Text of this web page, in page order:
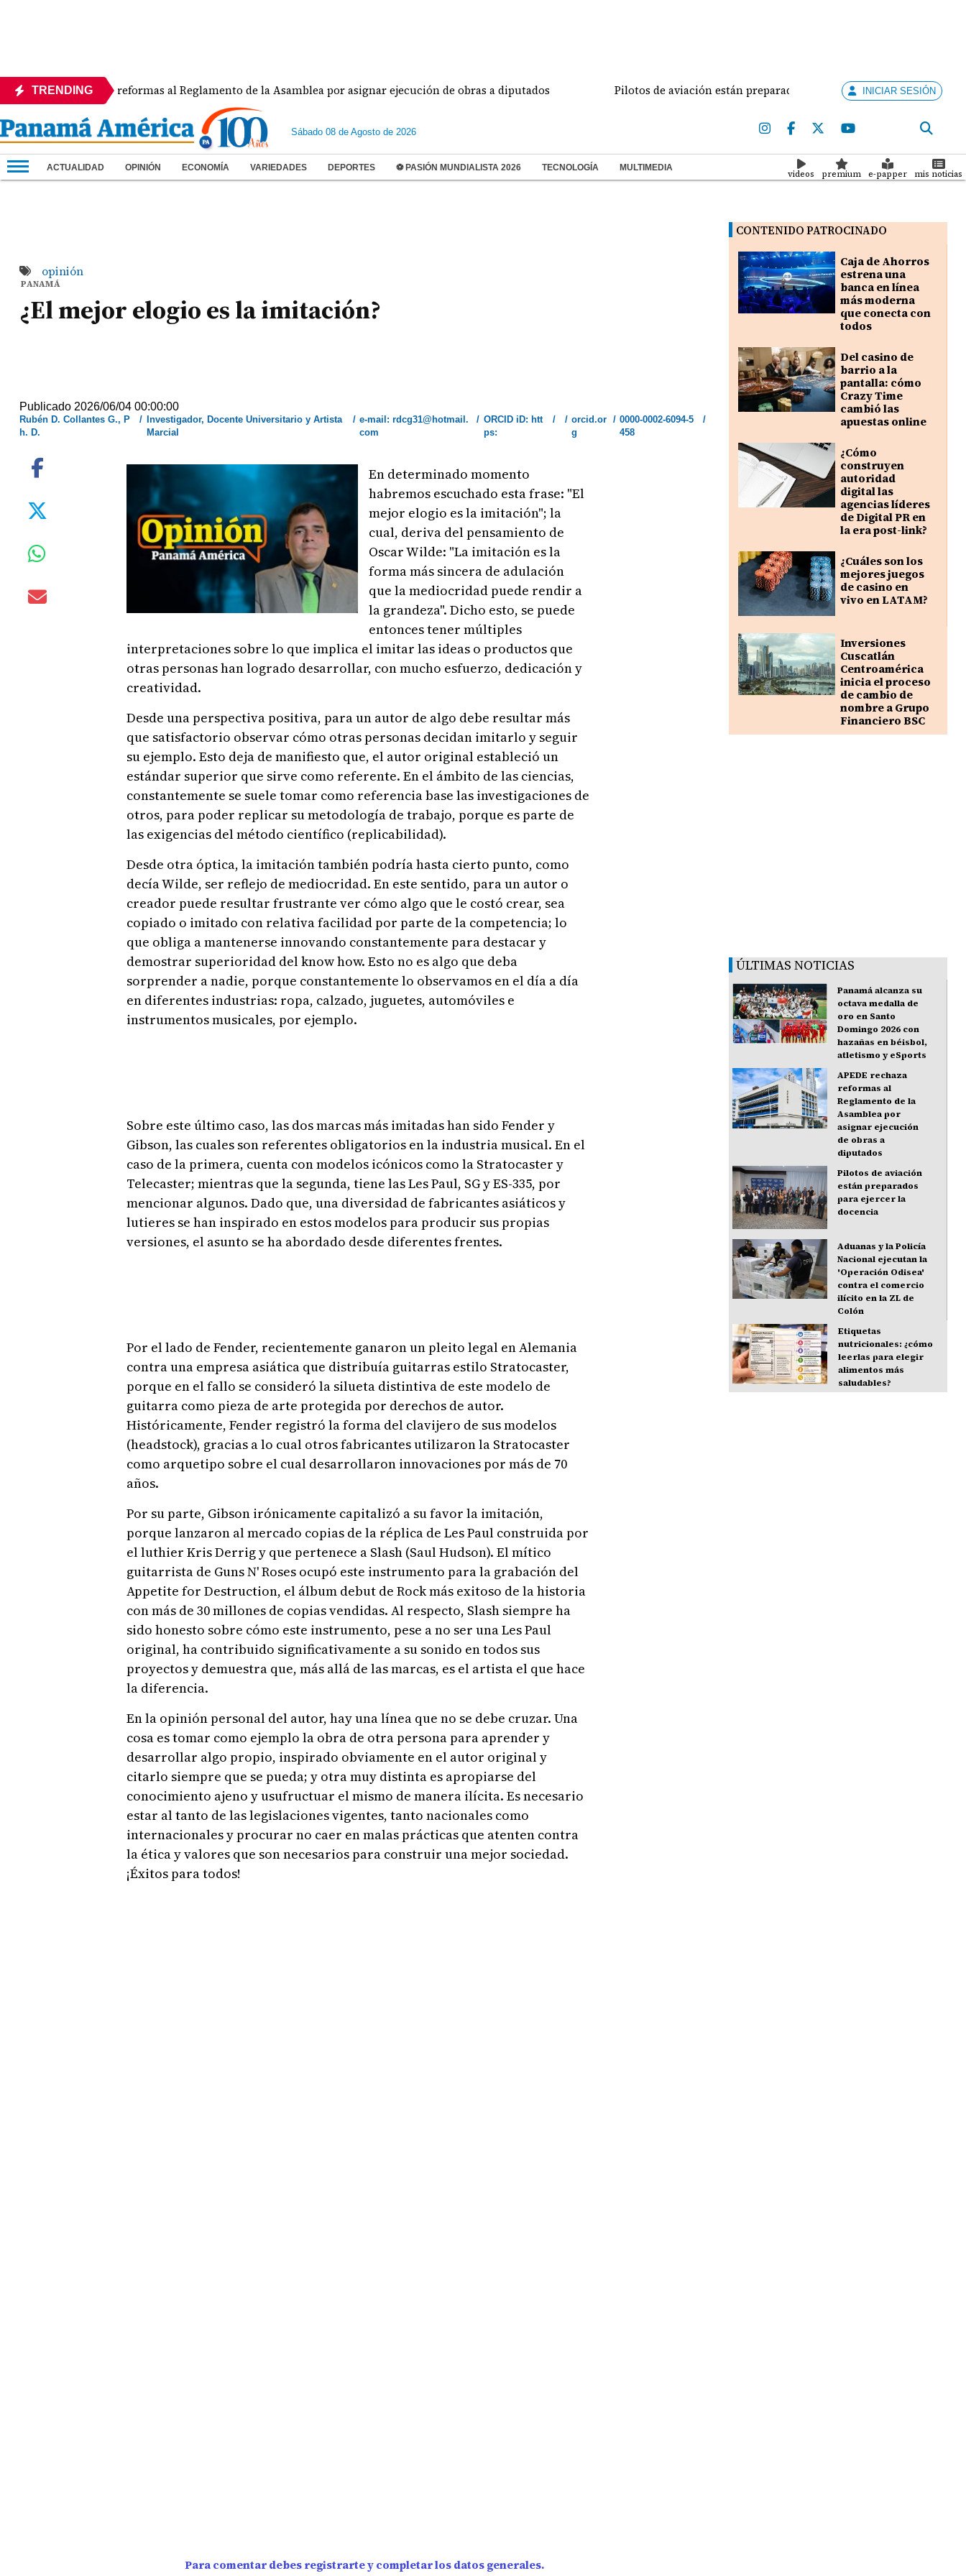
TRENDING
APEDE rechaza reformas al Reglamento de la Asamblea por asignar ejecución de obras a diputados Pilotos de aviación están preparados para ejercer la docencia
INICIAR SESIÓN
Sábado 08 de Agosto de 2026
ACTUALIDAD OPINIÓN ECONOMÍA VARIEDADES DEPORTES ⚽ PASIÓN MUNDIALISTA 2026 TECNOLOGÍA MULTIMEDIA
videos premium e-papper mis noticias
opinión
PANAMÁ
¿El mejor elogio es la imitación?
Publicado 2026/06/04 00:00:00
Rubén D. Collantes G., P
h. D.
/
Investigador, Docente Universitario y Artista
Marcial
/ e-mail: rdcg31@hotmail.
com
/ ORCID iD: htt
ps:
/ / orcid.or
g
/ 0000-0002-6094-5
458
/
En determinado momento
habremos escuchado esta frase: "El
mejor elogio es la imitación"; la
cual, deriva del pensamiento de
Oscar Wilde: "La imitación es la
forma más sincera de adulación
que la mediocridad puede rendir a
la grandeza". Dicho esto, se puede
entonces tener múltiples
interpretaciones sobre lo que implica el imitar las ideas o productos que
otras personas han logrado desarrollar, con mucho esfuerzo, dedicación y
creatividad.
Desde una perspectiva positiva, para un autor de algo debe resultar más
que satisfactorio observar cómo otras personas decidan imitarlo y seguir
su ejemplo. Esto deja de manifiesto que, el autor original estableció un
estándar superior que sirve como referente. En el ámbito de las ciencias,
constantemente se suele tomar como referencia base las investigaciones de
otros, para poder replicar su metodología de trabajo, porque es parte de
las exigencias del método científico (replicabilidad).
Desde otra óptica, la imitación también podría hasta cierto punto, como
decía Wilde, ser reflejo de mediocridad. En este sentido, para un autor o
creador puede resultar frustrante ver cómo algo que le costó crear, sea
copiado o imitado con relativa facilidad por parte de la competencia; lo
que obliga a mantenerse innovando constantemente para destacar y
demostrar superioridad del know how. Esto no es algo que deba
sorprender a nadie, porque constantemente lo observamos en el día a día
en diferentes industrias: ropa, calzado, juguetes, automóviles e
instrumentos musicales, por ejemplo.
Sobre este último caso, las dos marcas más imitadas han sido Fender y
Gibson, las cuales son referentes obligatorios en la industria musical. En el
caso de la primera, cuenta con modelos icónicos como la Stratocaster y
Telecaster; mientras que la segunda, tiene las Les Paul, SG y ES-335, por
mencionar algunos. Dado que, una diversidad de fabricantes asiáticos y
lutieres se han inspirado en estos modelos para producir sus propias
versiones, el asunto se ha abordado desde diferentes frentes.
Por el lado de Fender, recientemente ganaron un pleito legal en Alemania
contra una empresa asiática que distribuía guitarras estilo Stratocaster,
porque en el fallo se consideró la silueta distintiva de este modelo de
guitarra como pieza de arte protegida por derechos de autor.
Históricamente, Fender registró la forma del clavijero de sus modelos
(headstock), gracias a lo cual otros fabricantes utilizaron la Stratocaster
como arquetipo sobre el cual desarrollaron innovaciones por más de 70
años.
Por su parte, Gibson irónicamente capitalizó a su favor la imitación,
porque lanzaron al mercado copias de la réplica de Les Paul construida por
el luthier Kris Derrig y que pertenece a Slash (Saul Hudson). El mítico
guitarrista de Guns N' Roses ocupó este instrumento para la grabación del
Appetite for Destruction, el álbum debut de Rock más exitoso de la historia
con más de 30 millones de copias vendidas. Al respecto, Slash siempre ha
sido honesto sobre cómo este instrumento, pese a no ser una Les Paul
original, ha contribuido significativamente a su sonido en todos sus
proyectos y demuestra que, más allá de las marcas, es el artista el que hace
la diferencia.
En la opinión personal del autor, hay una línea que no se debe cruzar. Una
cosa es tomar como ejemplo la obra de otra persona para aprender y
desarrollar algo propio, inspirado obviamente en el autor original y
citarlo siempre que se pueda; y otra muy distinta es apropiarse del
conocimiento ajeno y usufructuar el mismo de manera ilícita. Es necesario
estar al tanto de las legislaciones vigentes, tanto nacionales como
internacionales y procurar no caer en malas prácticas que atenten contra
la ética y valores que son necesarios para construir una mejor sociedad.
¡Éxitos para todos!
Para comentar debes registrarte y completar los datos generales.
CONTENIDO PATROCINADO
Caja de Ahorros
estrena una
banca en línea
más moderna
que conecta con
todos
Del casino de
barrio a la
pantalla: cómo
Crazy Time
cambió las
apuestas online
¿Cómo
construyen
autoridad
digital las
agencias líderes
de Digital PR en
la era post-link?
¿Cuáles son los
mejores juegos
de casino en
vivo en LATAM?
Inversiones
Cuscatlán
Centroamérica
inicia el proceso
de cambio de
nombre a Grupo
Financiero BSC
ÚLTIMAS NOTICIAS
Panamá alcanza su
octava medalla de
oro en Santo
Domingo 2026 con
hazañas en béisbol,
atletismo y eSports
APEDE rechaza
reformas al
Reglamento de la
Asamblea por
asignar ejecución
de obras a
diputados
Pilotos de aviación
están preparados
para ejercer la
docencia
Aduanas y la Policía
Nacional ejecutan la
'Operación Odisea'
contra el comercio
ilícito en la ZL de
Colón
Etiquetas
nutricionales: ¿cómo
leerlas para elegir
alimentos más
saludables?